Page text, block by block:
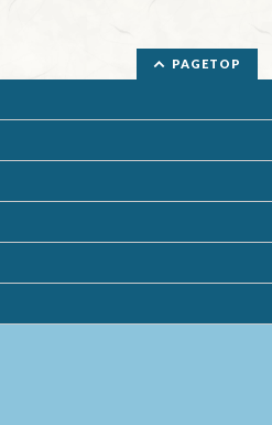
PAGETOP